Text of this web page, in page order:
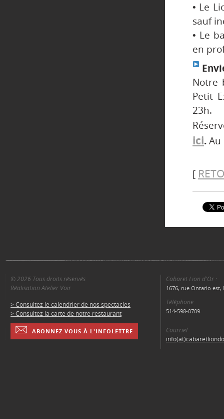
• Le
sauf
• Le
en
Notre
Petit
23h.
ici.Au
[
© 2026 Tous droits réservés
Réalisation Atelier Voir
> Consultez le calendrier de nos spectacles
> Consultez la carte de notre restaurant
ABONNEZ VOUS À L'INFOLETTRE
Cabaret Lion d'Or :
1676, rue Ontario est,
Téléphone
514-598-0709
Courriel